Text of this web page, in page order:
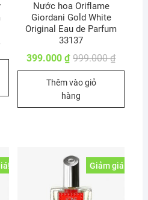
929.000 ₫.
Nước hoa Oriflame
Giordani Gold White
Original Eau de Parfum
33137
999.000₫Giá
gốc
399.000₫
Giá
hiện
Thêm vào giỏ
hàng
Giảm giá!